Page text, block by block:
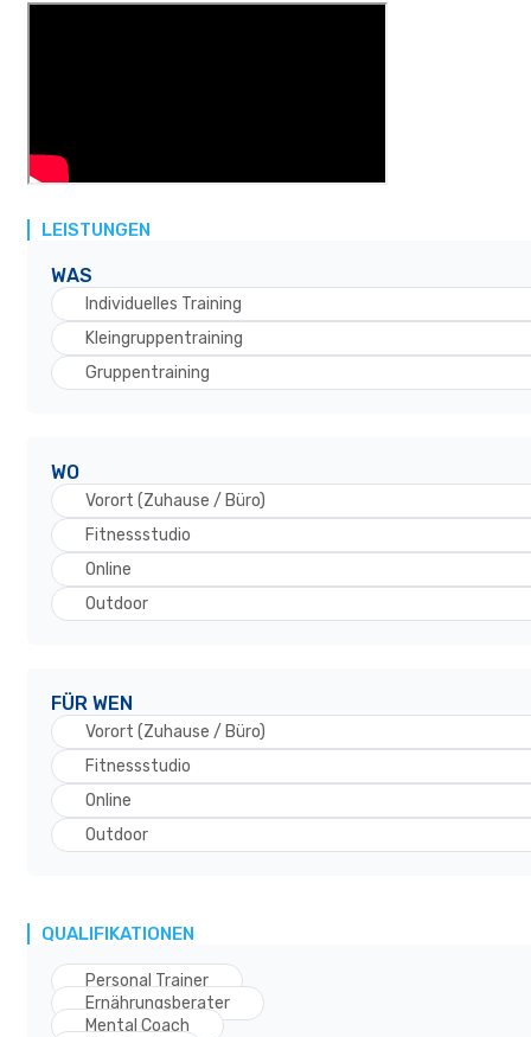
LEISTUNGEN
WAS
Individuelles Training
Kleingruppentraining
Gruppentraining
WO
Vorort (Zuhause / Büro)
Fitnessstudio
Online
Outdoor
FÜR WEN
Vorort (Zuhause / Büro)
Fitnessstudio
Online
Outdoor
QUALIFIKATIONEN
Personal Trainer
Ernährungsberater
Mental Coach